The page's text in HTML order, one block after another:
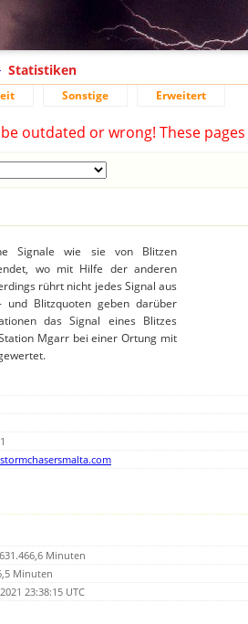
Statistiken
Sonstige Erweitert
outdated or wrong! These
Signale wie sie von Blitzen
wo mit Hilfe der anderen
rührt nicht jedes Signal aus
Blitzquoten geben darüber
das Signal eines Blitzes
Mgarr bei einer Ortung mit
Minuten
Minuten
23:38:15 UTC